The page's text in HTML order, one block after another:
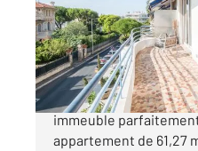
Appartement F2 à
339
Situé sur l'Avenue
immeuble
appartement de 61,27